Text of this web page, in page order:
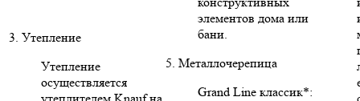
3. Утепление
Утепление
осуществляется
элементов дома или
бани.
5. Металлочерепица
Grand Line классик*: